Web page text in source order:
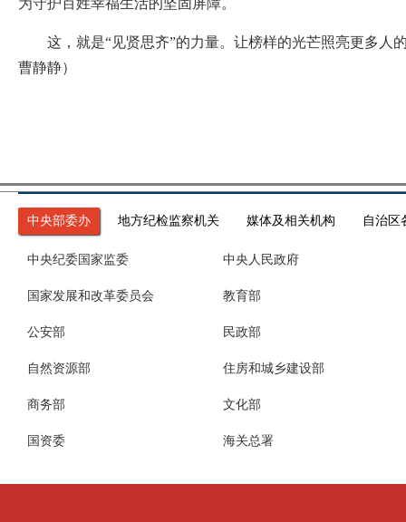
为守护百姓幸福生活的坚固屏障。
这，就是“见贤思齐”的力量。让榜样的光芒照亮更多人
曹静静）
中央部委办 地方纪检监察机关 媒体及相关机构 自治区
中央纪委国家监委 中央人民政府
国家发展和改革委员会 教育部
公安部 民政部
自然资源部 住房和城乡建设部
商务部 文化部
国资委 海关总署